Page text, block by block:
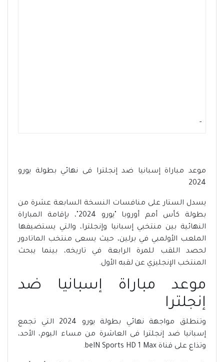
-
موعد مباراة إسبانيا ضد إنجلترا فى نهائي بطولة يورو
2024
يسدل الستار على منافسات النسخة السابعة عشرة من
بطولة كأس أمم أوروبا "يورو 2024"، بإقامة المباراة
النهائية بين منتخبي إسبانيا وإنجلترا، والتي يستضيفها
الملعب الأولمبي في برلين، حيث يسعى منتخب الماتادور
لحصد اللقب للمرة الرابعة في تاريخه، بينما يبحث
المنتخب الإنجليزي عن لقبه الأول.
موعد مباراة إسبانيا ضد
إنجلترا
وتنطلق مواجهة نهائي بطولة يورو 2024 التي تجمع
إسبانيا ضد إنجلترا فى العاشرة من مساء اليوم، الأحد،
وتذاع على قناة beIN Sports HD 1 Max.